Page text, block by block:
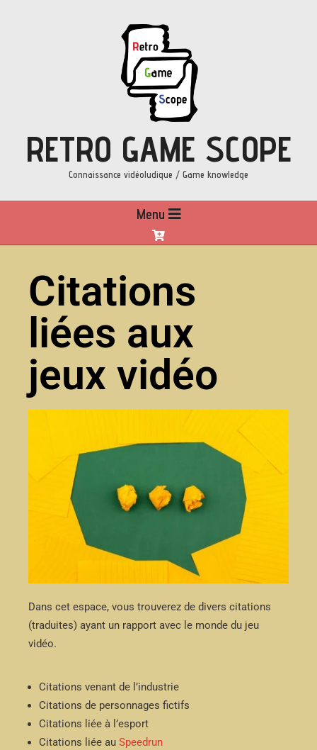
RETRO GAME SCOPE
Connaissance vidéoludique / Game knowledge
Menu
Citations
liées aux
jeux vidéo
Dans cet espace, vous trouverez de divers citations
(traduites) ayant un rapport avec le monde du jeu
vidéo.
Citations venant de l’industrie
Citations de personnages fictifs
Citations liée à l’esport
Citations liée au Speedrun